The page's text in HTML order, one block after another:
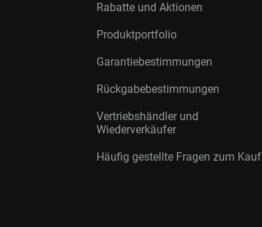
Rabatte und Aktionen
Produktportfolio
Garantiebestimmungen
Rückgabebestimmungen
Vertriebshändler und
Wiederverkäufer
Häufig gestellte Fragen zum Kauf